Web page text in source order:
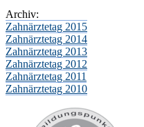
Archiv:
Zahnärztetag 2015
Zahnärztetag 2014
Zahnärztetag 2013
Zahnärztetag 2012
Zahnärztetag 2011
Zahnärztetag 2010